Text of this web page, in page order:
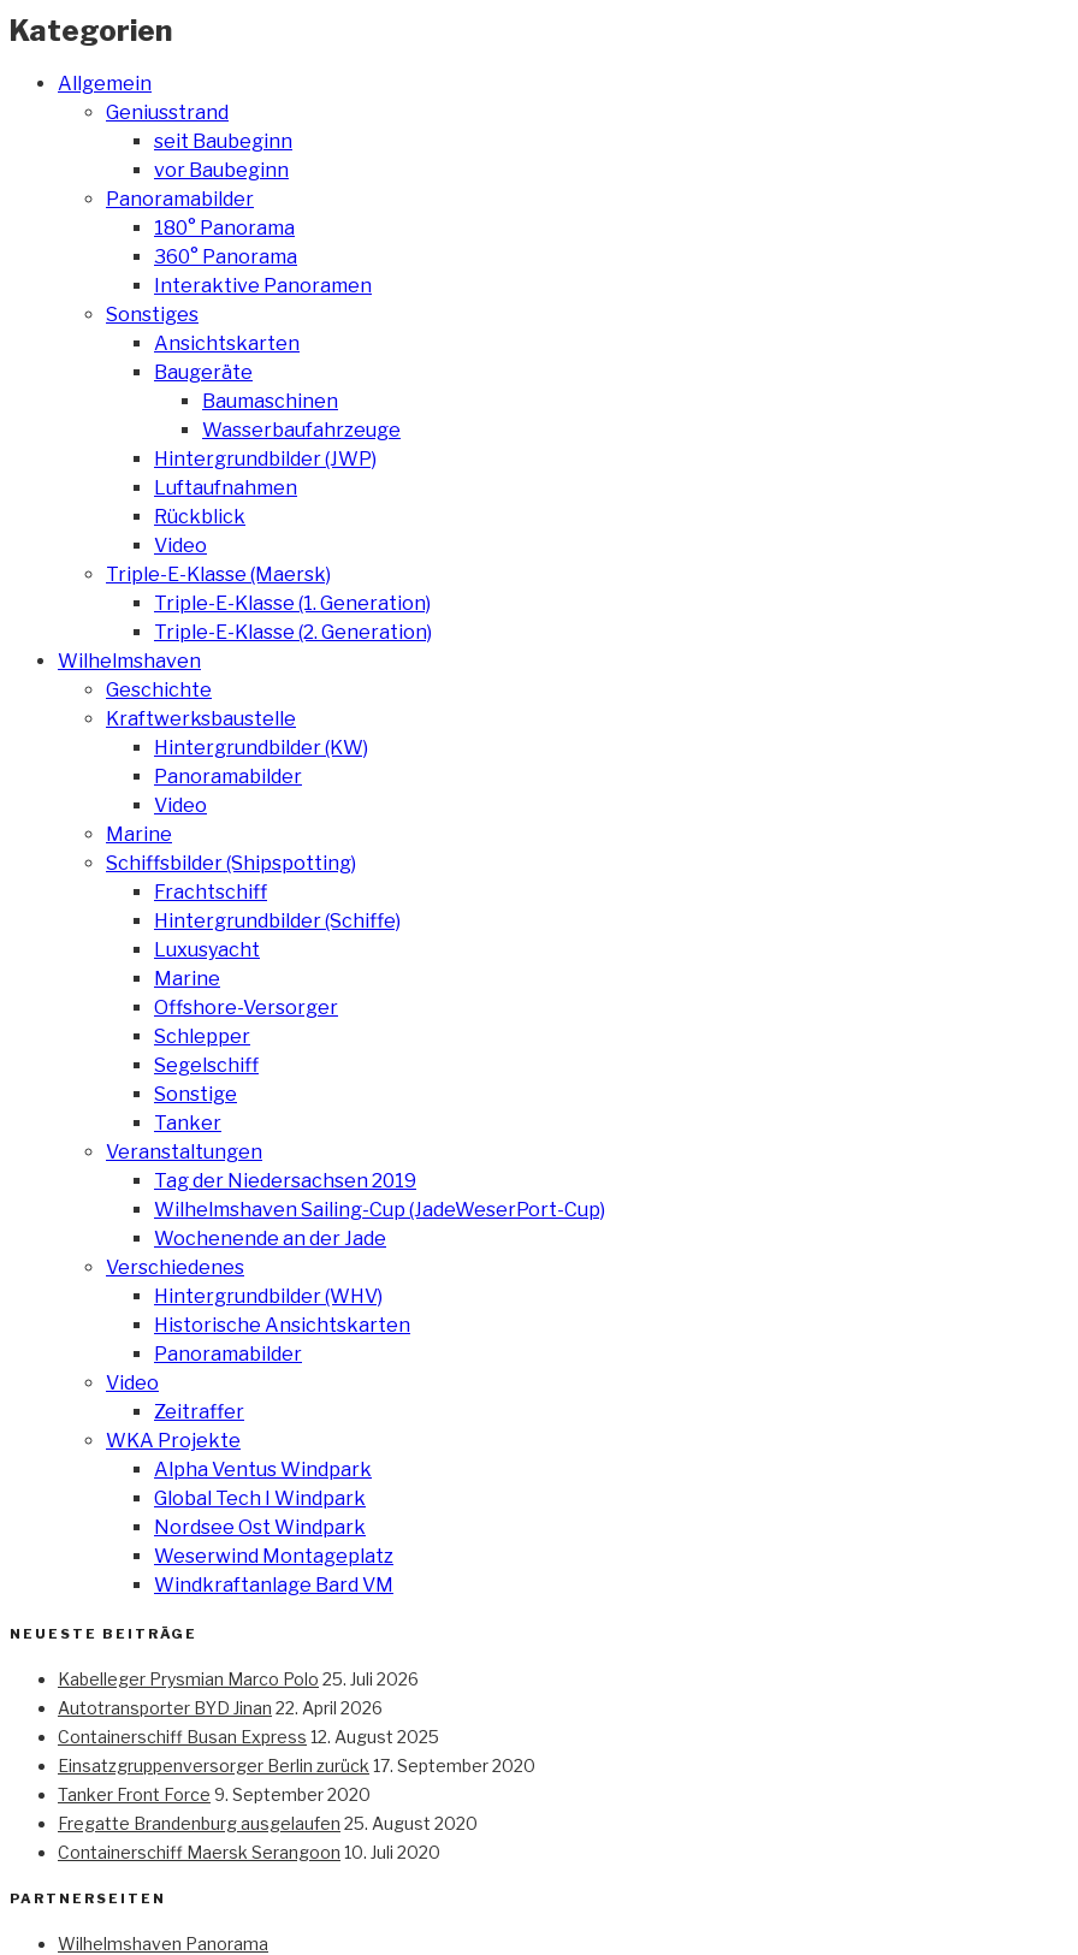
Kategorien
Allgemein
Geniusstrand
seit Baubeginn
vor Baubeginn
Panoramabilder
180° Panorama
360° Panorama
Interaktive Panoramen
Sonstiges
Ansichtskarten
Baugeräte
Baumaschinen
Wasserbaufahrzeuge
Hintergrundbilder (JWP)
Luftaufnahmen
Rückblick
Video
Triple-E-Klasse (Maersk)
Triple-E-Klasse (1. Generation)
Triple-E-Klasse (2. Generation)
Wilhelmshaven
Geschichte
Kraftwerksbaustelle
Hintergrundbilder (KW)
Panoramabilder
Video
Marine
Schiffsbilder (Shipspotting)
Frachtschiff
Hintergrundbilder (Schiffe)
Luxusyacht
Marine
Offshore-Versorger
Schlepper
Segelschiff
Sonstige
Tanker
Veranstaltungen
Tag der Niedersachsen 2019
Wilhelmshaven Sailing-Cup (JadeWeserPort-Cup)
Wochenende an der Jade
Verschiedenes
Hintergrundbilder (WHV)
Historische Ansichtskarten
Panoramabilder
Video
Zeitraffer
WKA Projekte
Alpha Ventus Windpark
Global Tech I Windpark
Nordsee Ost Windpark
Weserwind Montageplatz
Windkraftanlage Bard VM
NEUESTE BEITRÄGE
Kabelleger Prysmian Marco Polo 25. Juli 2026
Autotransporter BYD Jinan 22. April 2026
Containerschiff Busan Express 12. August 2025
Einsatzgruppenversorger Berlin zurück 17. September 2020
Tanker Front Force 9. September 2020
Fregatte Brandenburg ausgelaufen 25. August 2020
Containerschiff Maersk Serangoon 10. Juli 2020
PARTNERSEITEN
Wilhelmshaven Panorama